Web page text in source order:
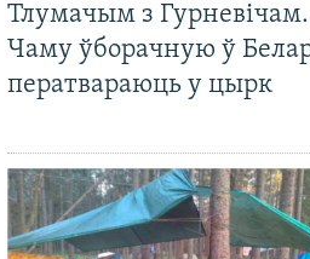
Тлумачым з Гурневічам.
Чаму ўборачную ў
ператвараюць у цырк